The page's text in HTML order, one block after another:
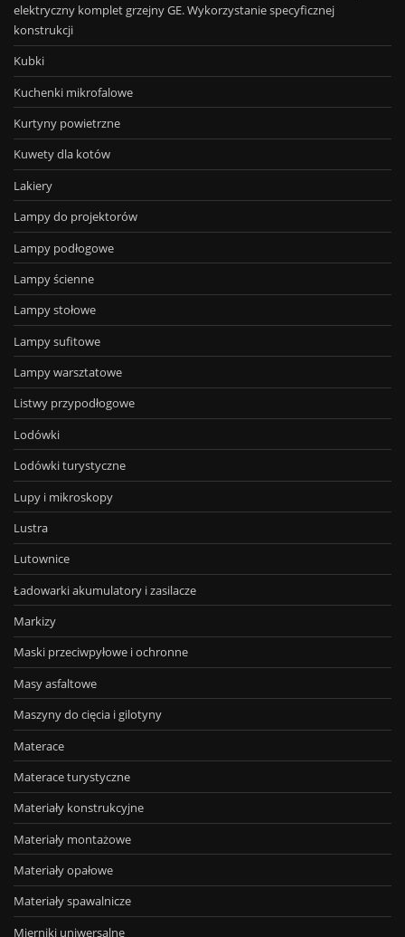
elektryczny komplet grzejny GE. Wykorzystanie specyficznej
konstrukcji
Kubki
Kuchenki mikrofalowe
Kurtyny powietrzne
Kuwety dla kotów
Lakiery
Lampy do projektorów
Lampy podłogowe
Lampy ścienne
Lampy stołowe
Lampy sufitowe
Lampy warsztatowe
Listwy przypodłogowe
Lodówki
Lodówki turystyczne
Lupy i mikroskopy
Lustra
Lutownice
Ładowarki akumulatory i zasilacze
Markizy
Maski przeciwpyłowe i ochronne
Masy asfaltowe
Maszyny do cięcia i gilotyny
Materace
Materace turystyczne
Materiały konstrukcyjne
Materiały montażowe
Materiały opałowe
Materiały spawalnicze
Mierniki uniwersalne